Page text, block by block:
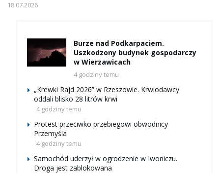
18.07.2026
Burze nad Podkarpaciem.
Uszkodzony budynek gospodarczy
w Wierzawicach
4 godziny temu
„Krewki Rajd 2026” w Rzeszowie. Krwiodawcy
oddali blisko 28 litrów krwi
4 godziny temu
Protest przeciwko przebiegowi obwodnicy
Przemyśla
4 godziny temu
Samochód uderzył w ogrodzenie w Iwoniczu.
Droga jest zablokowana